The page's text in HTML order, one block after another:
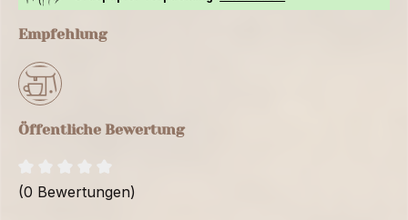
Empfehlung
Öffentliche Bewertung
(0 Bewertungen)